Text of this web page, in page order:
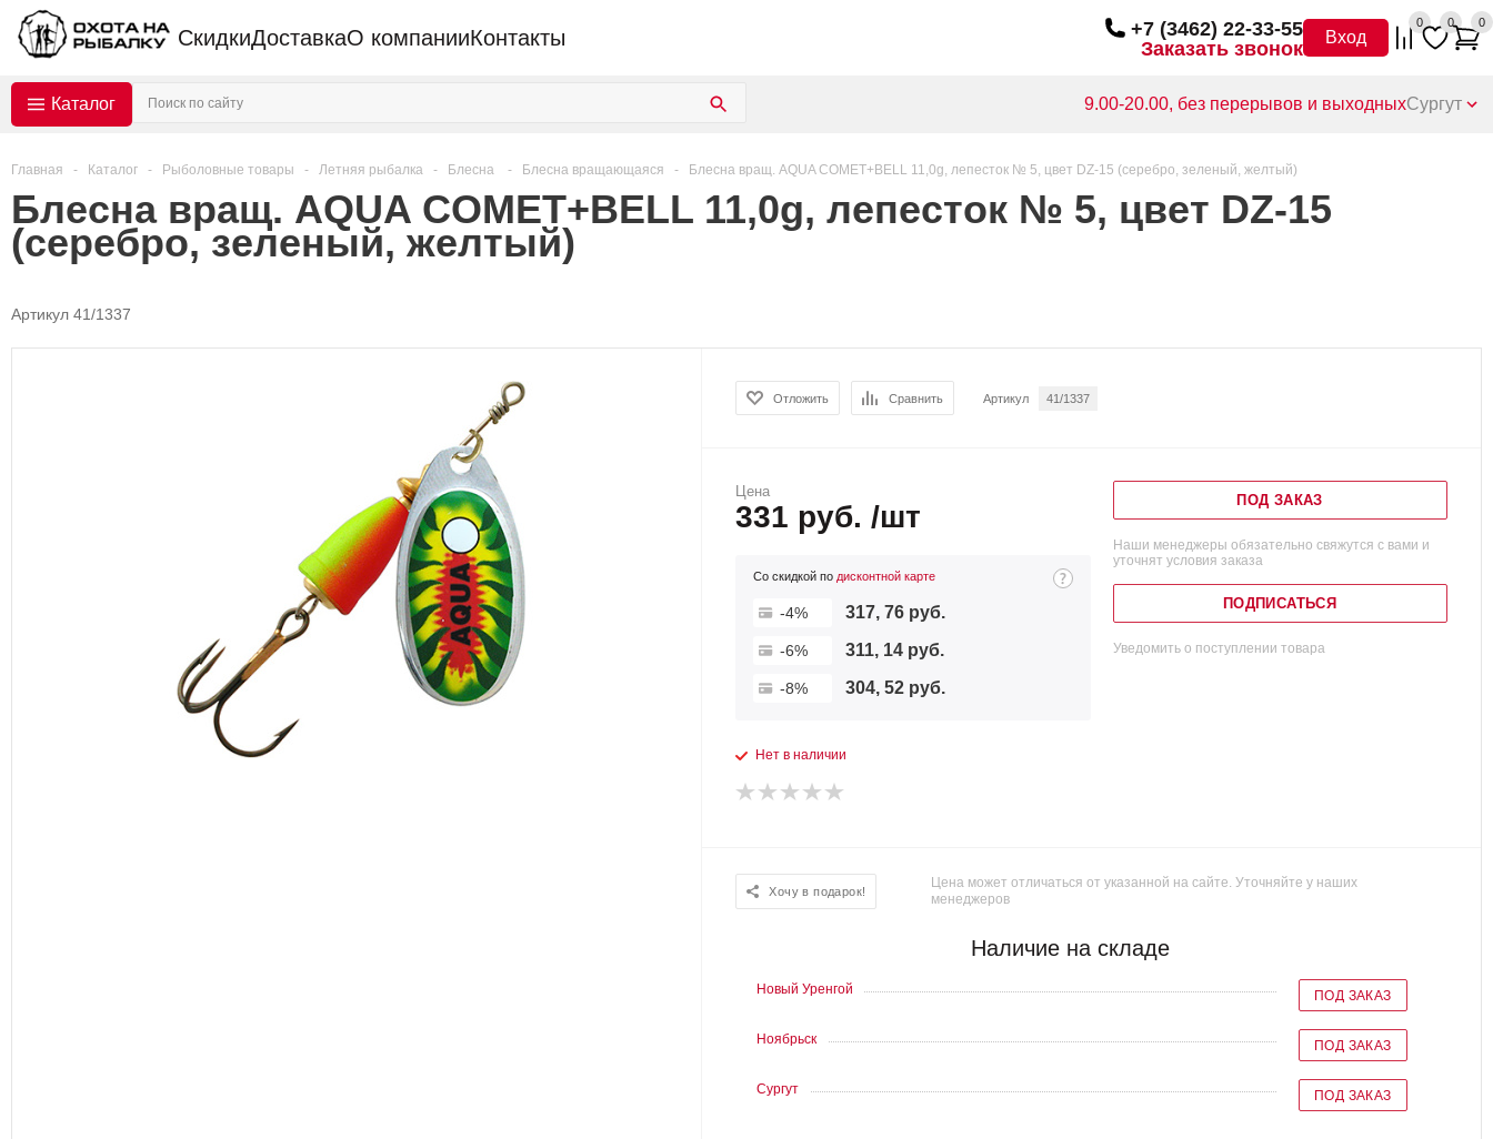
СкидкиДоставкаО компанииКонтакты
+7 (3462) 22-33-55
Заказать звонок
Вход
0 0 0
Каталог 9.00-20.00, без перерывов и выходныхСургут
Главная - Каталог - Рыболовные товары - Летняя рыбалка - Блесна - Блесна вращающаяся - Блесна вращ. AQUA COMET+BELL 11,0g, лепесток № 5, цвет DZ-15 (серебро, зеленый, желтый)
Блесна вращ. AQUA COMET+BELL 11,0g, лепесток № 5, цвет DZ-15
(серебро, зеленый, желтый)
Артикул 41/1337
Отложить Сравнить Артикул 41/1337
Цена
331 руб. /шт
Со скидкой подисконтной карте
-4% 317, 76 руб.
-6% 311, 14 руб.
-8% 304, 52 руб.
Нет в наличии
ПОД ЗАКАЗ
Наши менеджеры обязательно свяжутся с вами и
уточнят условия заказа
ПОДПИСАТЬСЯ
Уведомить о поступлении товара
Хочу в подарок!
Цена может отличаться от указанной на сайте. Уточняйте у наших
менеджеров
Наличие на складе
Новый Уренгой ПОД ЗАКАЗ
Ноябрьск ПОД ЗАКАЗ
Сургут ПОД ЗАКАЗ